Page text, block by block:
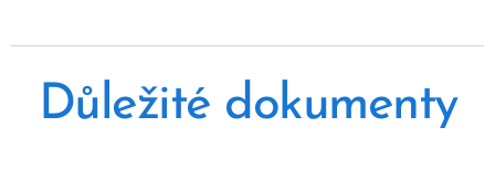
Důležité dokumenty